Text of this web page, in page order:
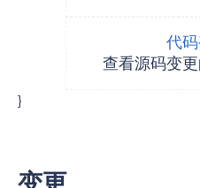
代
查看源码变更
}
变更